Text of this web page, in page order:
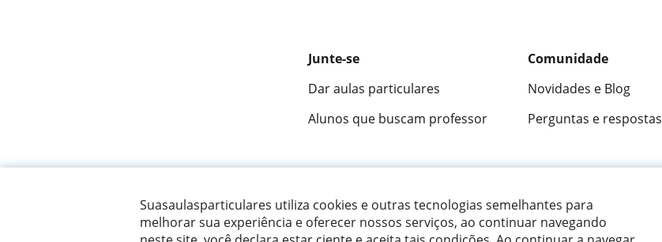
Suasaulasparticulares utiliza cookies e outras tecnologias semelhantes para
melhorar sua experiência e oferecer nossos serviços, ao continuar navegando
Junte-se
Dar aulas particulares
Alunos que buscam professor
Comunidade
Novidades e Blog
Perguntas e respostas